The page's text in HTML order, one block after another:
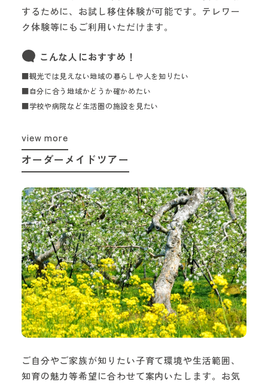
するために、お試し移住体験が可能です。テレワー
ク体験等にもご利用いただけます。
こんな人におすすめ！
■観光では見えない地域の暮らしや人を知りたい
■自分に合う地域かどうか確かめたい
■学校や病院など生活圏の施設を見たい
view more
オーダーメイドツアー
ご自分やご家族が知りたい子育て環境や生活範囲、
知育の魅力等希望に合わせて案内いたします。お気